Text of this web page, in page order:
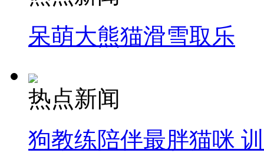
呆萌大熊猫滑雪取乐
热点新闻
狗教练陪伴最胖猫咪